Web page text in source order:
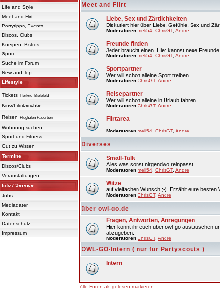
Life and Style
Meet and Flirt
Partytipps, Events
Discos, Clubs
Kneipen, Bistros
Sport
Suche im Forum
New and Top
Lifestyle
Tickets Herford Bielefeld
Kino/Filmberichte
Reisen Flughafen Paderborn
Wohnung suchen
Sport und Fitness
Gut zu Wissen
Termine
Discos/Clubs
Veranstaltungen
Info / Service
Jobs
Mediadaten
Kontakt
Datenschutz
Impressum
Meet and Flirt
Liebe, Sex und Zärtlichkeiten
Diskutiert hier über Liebe, Gefühle, Sex und
Moderatoren meli54 ChrisGT, Andre
Freunde finden
Jeder braucht einen. Hier kannst neue Freunde
Moderatoren meli54 ChrisGT, Andre
Sportpartner
Wer will schon alleine Sport treiben
Moderatoren ChrisGT, Andre
Reisepartner
Wer will schon alleine in Urlaub fahren
Moderatoren ChrisGT, Andre
Flirtarea
Moderatoren meli54 ChrisGT, Andre
Diverses
Small-Talk
Alles was sonst nirgendwo reinpasst
Moderatoren meli54 ChrisGT, Andre
Witze
auf vielfachen Wunsch ;-). Erzählt eure besten
Moderatoren ChrisGT, Andre
über owl-go.de
Fragen, Antworten, Anregungen
Hier könnt ihr euch über owl-go austauschen
abzugeben.
Moderatoren ChrisGT, Andre
OWL-GO-Intern ( nur für Partyscouts )
Intern
Alle Foren als gelesen markieren